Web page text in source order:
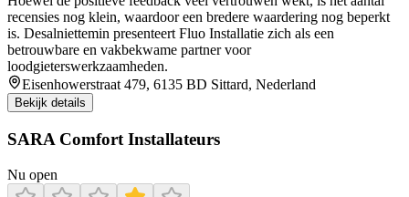
recensies nog klein, waardoor een bredere waardering nog beperkt
is. Desalniettemin presenteert Fluo Installatie zich als een
betrouwbare en vakbekwame partner voor
loodgieterswerkzaamheden.
Eisenhowerstraat 479, 6135 BD Sittard, Nederland
Bekijk details
SARA Comfort Installateurs
Nu open